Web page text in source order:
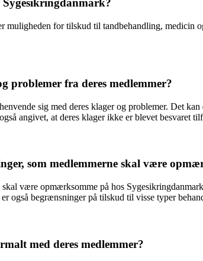
for tilskud til tandbehandling, medicin
problemer fra deres medlemmer?
sig med deres klager og problemer. Det
angivet, at deres klager ikke er blevet besvaret
som medlemmerne skal være
skal være opmærksomme på hos
også begrænsninger på tilskud til visse typer
med deres medlemmer?